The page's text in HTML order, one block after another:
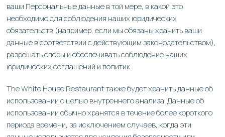
ваши Персональные данные в той мере, в какой это
необходимо для соблюдения наших юридических
обязательств (например, если мы обязаны хранить ваши
данные в соответствии с действующим законодательством),
разрешать споры и обеспечивать соблюдение наших
юридических соглашений и политик.
The White House Restaurant также будет хранить данные об
использовании с целью внутреннего анализа. Данные об
использовании обычно хранятся в течение более короткого
периода времени, за исключением случаев, когда эти